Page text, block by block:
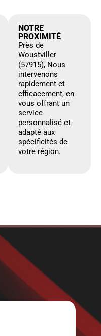
NOTRE
PROXIMITÉ
Près de
Woustviller
(57915), Nous
intervenons
rapidement et
efficacement, en
vous offrant un
service
personnalisé et
adapté aux
spécificités de
votre région.